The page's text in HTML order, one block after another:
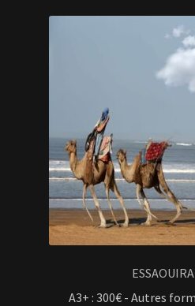
A3+ : 300€ - Autres